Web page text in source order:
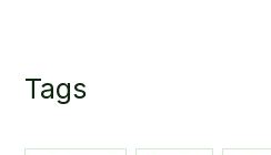
Tags